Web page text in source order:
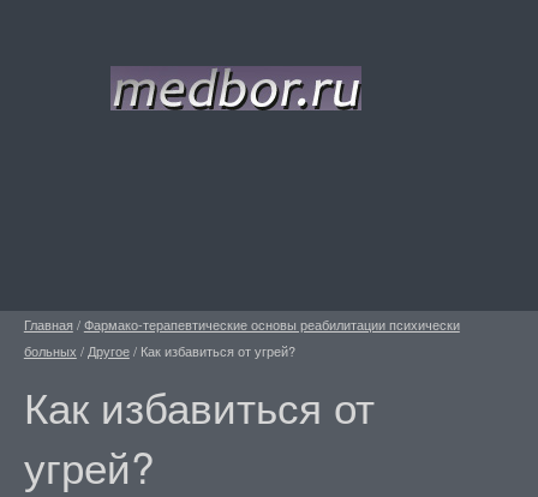
Главная /Фармако-терапевтические основы реабилитации психически
больных / Другое/ Как избавиться от угрей?
Как избавиться от
угрей?